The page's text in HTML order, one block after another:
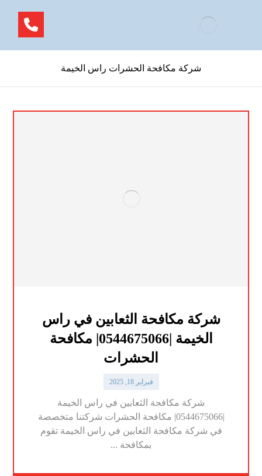
شركة مكافحة الحشرات راس الخيمة
شركة مكافحة الثعابين في راس
الخيمة |0544675066| مكافحة
الحشرات
فبراير 18, 2025
شركة مكافحة الثعابين في راس الخيمة
|0544675066| مكافحة الحشرات شركتنا متخصصة
في شركة مكافحة الثعابين في راس الخيمة تقوم
بمكافحة ...